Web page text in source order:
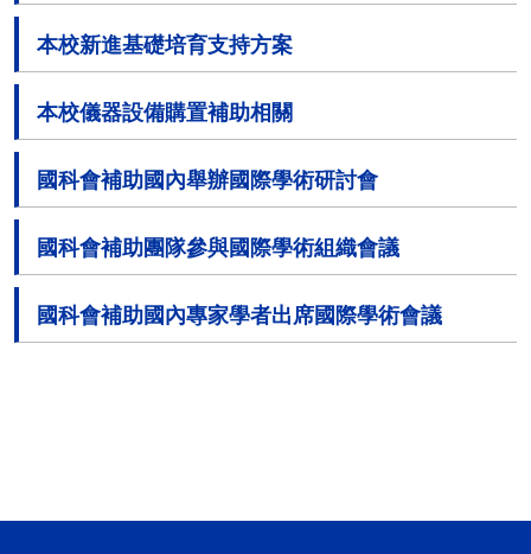
本校新進基礎培育支持方案
本校儀器設備購置補助相關
國科會補助國內舉辦國際學術研討會
國科會補助團隊參與國際學術組織會議
國科會補助國內專家學者出席國際學術會議